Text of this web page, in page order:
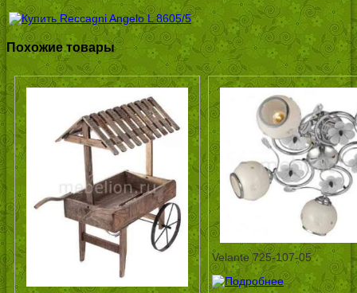
Похожие товары
Velante 725-107-05